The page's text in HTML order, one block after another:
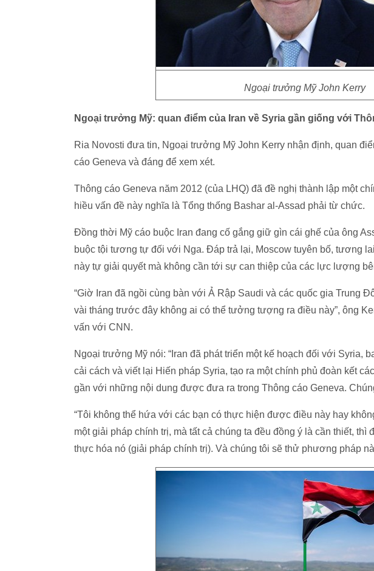
Ngoại trưởng Mỹ John Kerry
Ngoại trưởng Mỹ: quan điểm của Iran về Syria gần giống với
Ria Novosti đưa tin, Ngoại trưởng Mỹ John Kerry nhận định, quan
cáo Geneva và đáng để xem xét.
Thông cáo Geneva năm 2012 (của LHQ) đã đề nghị thành lập một
hiều vấn đề này nghĩa là Tổng thống Bashar al-Assad phải từ chức.
Đồng thời Mỹ cáo buộc Iran đang cố gắng giữ gìn cái ghế của ông
buộc tội tương tự đối với Nga. Đáp trả lại, Moscow tuyên bố, tương
này tự giải quyết mà không cần tới sự can thiệp của các lực lượng
“Giờ Iran đã ngồi cùng bàn với Ả Rập Saudi và các quốc gia Trung
vài tháng trước đây không ai có thể tưởng tượng ra điều này”, ông
vấn với CNN.
Ngoại trưởng Mỹ nói: “Iran đã phát triển một kế hoạch đối với Syria,
cải cách và viết lại Hiến pháp Syria, tạo ra một chính phủ đoàn kết
gần với những nội dung được đưa ra trong Thông cáo Geneva.
“Tôi không thể hứa với các bạn có thực hiện được điều này hay
một giải pháp chính trị, mà tất cả chúng ta đều đồng ý là cần thiết,
thực hóa nó (giải pháp chính trị). Và chúng tôi sẽ thử phương pháp